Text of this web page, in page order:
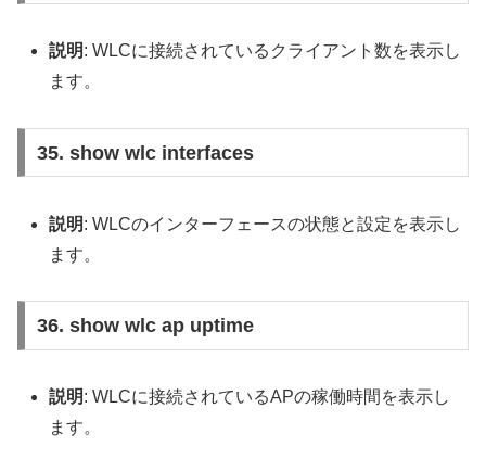
説明: WLCに接続されているクライアント数を表示し
ます。
35. show wlc interfaces
説明: WLCのインターフェースの状態と設定を表示し
ます。
36. show wlc ap uptime
説明: WLCに接続されているAPの稼働時間を表示し
ます。